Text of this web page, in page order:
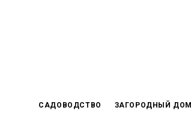
САДОВОДСТВО ЗАГОРОДНЫЙ ДОМ